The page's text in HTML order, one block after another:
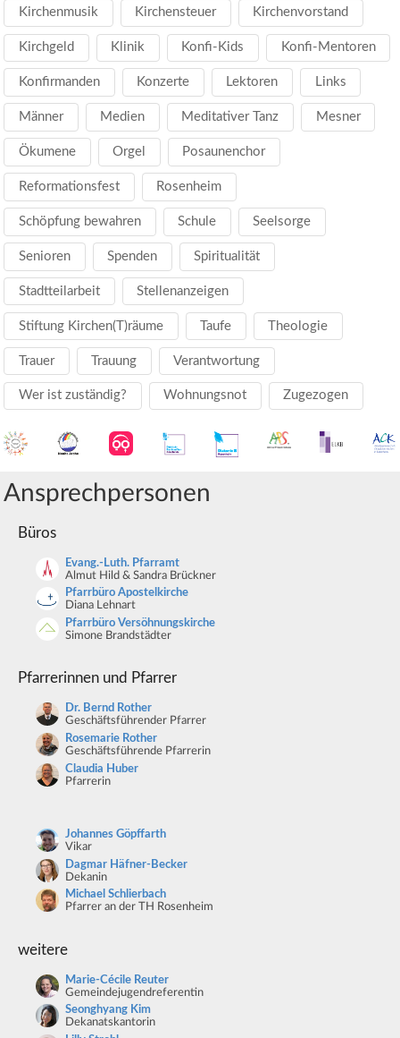
Kirchenmusik Kirchensteuer Kirchenvorstand
Kirchgeld Klinik Konfi-Kids Konfi-Mentoren
Konfirmanden Konzerte Lektoren Links
Männer Medien Meditativer Tanz Mesner
Ökumene Orgel Posaunenchor
Reformationsfest Rosenheim
Schöpfung bewahren Schule Seelsorge
Senioren Spenden Spiritualität
Stadtteilarbeit Stellenanzeigen
Stiftung Kirchen(T)räume Taufe Theologie
Trauer Trauung Verantwortung
Wer ist zuständig? Wohnungsnot Zugezogen
Ansprechpersonen
Büros
Evang.-Luth. Pfarramt
Almut Hild & Sandra Brückner
Pfarrbüro Apostelkirche
Diana Lehnart
Pfarrbüro Versöhnungskirche
Simone Brandstädter
Pfarrerinnen und Pfarrer
Dr. Bernd Rother
Geschäftsführender Pfarrer
Rosemarie Rother
Geschäftsführende Pfarrerin
Claudia Huber
Pfarrerin
Johannes Göpffarth
Vikar
Dagmar Häfner-Becker
Dekanin
Michael Schlierbach
Pfarrer an der TH Rosenheim
weitere
Marie-Cécile Reuter
Gemeindejugendreferentin
Seonghyang Kim
Dekanatskantorin